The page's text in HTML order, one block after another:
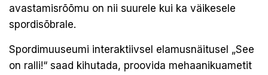
avastamisrõõmu on nii suurele kui ka väikesele
spordisõbrale.
Spordimuuseumi interaktiivsel elamusnäitusel „See
on ralli!“ saad kihutada, proovida mehaanikuametit